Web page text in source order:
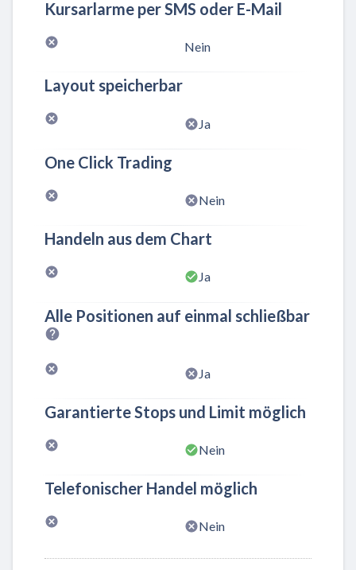
Kursarlarme per SMS oder E-Mail
Nein
Layout speicherbar
Ja
One Click Trading
Nein
Handeln aus dem Chart
Ja
Alle Positionen auf einmal schließbar
Ja
Garantierte Stops und Limit möglich
Nein
Telefonischer Handel möglich
Nein